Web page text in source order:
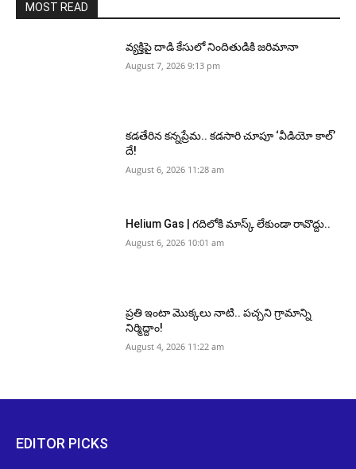
MOST READ
వ్యక్తిపై దాడి కేసులో నిందితుడికి జరిమానా
August 7, 2026 9:13 pm
కడతేరిన కన్నప్రేమ.. కడసారి చూపూ ‘వీడియో కాల్’
దే!
August 6, 2026 11:28 am
Helium Gas | గదిలోకి మాస్క్ లేకుండా రావొద్దు..
August 6, 2026 10:01 am
ప్రతి ఇంటా మొక్కలు నాటి.. పచ్చని గ్రామాన్ని
నిర్మిద్దాం!
August 4, 2026 11:22 am
EDITOR PICKS